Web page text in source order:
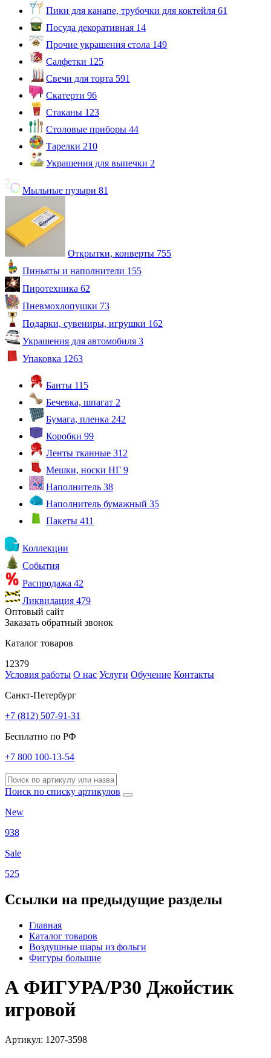
Пики для канапе, трубочки для коктейля 61
Посуда декоративная 14
Прочие украшения стола 149
Салфетки 125
Свечи для торта 591
Скатерти 96
Стаканы 123
Столовые приборы 44
Тарелки 210
Украшения для выпечки 2
Мыльные пузыри 81
Открытки, конверты 755
Пиньяты и наполнители 155
Пиротехника 62
Пневмохлопушки 73
Подарки, сувениры, игрушки 162
Украшения для автомобиля 3
Упаковка 1263
Банты 115
Бечевка, шпагат 2
Бумага, пленка 242
Коробки 99
Ленты тканные 312
Мешки, носки НГ 9
Наполнитель 38
Наполнитель бумажный 35
Пакеты 411
Коллекции
События
Распродажа 42
Ликвидация 479
Оптовый сайт
Заказать обратный звонок
Каталог товаров
12379
Условия работы О нас Услуги Обучение Контакты
Санкт-Петербург
+7 (812) 507-91-31
Бесплатно по РФ
+7 800 100-13-54
Поиск по списку артикулов
New
938
Sale
525
Ссылки на предыдущие разделы
Главная
Каталог товаров
Воздушные шары из фольги
Фигуры большие
А ФИГУРА/P30 Джойстик
игровой
Артикул: 1207-3598